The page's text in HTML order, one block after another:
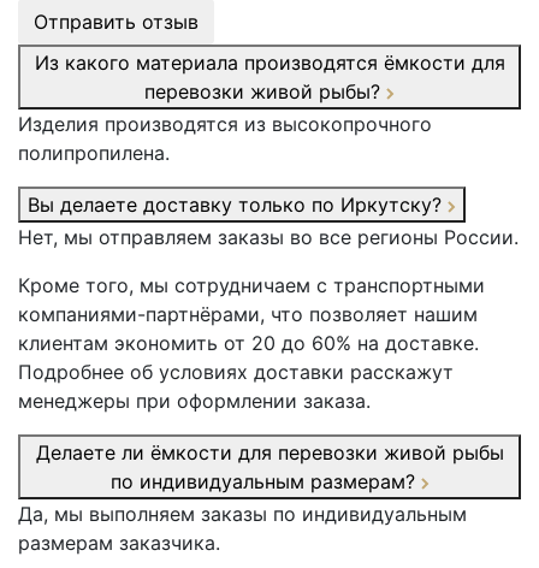
Отправить отзыв
Из какого материала производятся ёмкости для
перевозки живой рыбы?
Изделия производятся из высокопрочного
полипропилена.
Вы делаете доставку только по Иркутску?
Нет, мы отправляем заказы во все регионы России.
Кроме того, мы сотрудничаем с транспортными
компаниями-партнёрами, что позволяет нашим
клиентам экономить от 20 до 60% на доставке.
Подробнее об условиях доставки расскажут
менеджеры при оформлении заказа.
Делаете ли ёмкости для перевозки живой рыбы
по индивидуальным размерам?
Да, мы выполняем заказы по индивидуальным
размерам заказчика.